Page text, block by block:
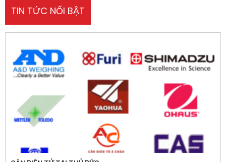
TIN TỨC NỔI BẬT